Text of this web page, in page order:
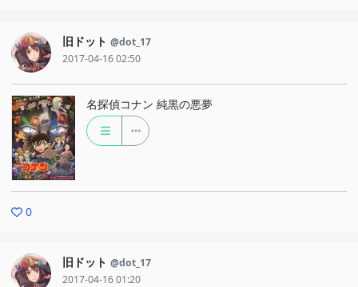
旧ドット @dot_17
2017-04-16 02:50
名探偵コナン 純黒の悪夢
0
旧ドット @dot_17
2017-04-16 01:20